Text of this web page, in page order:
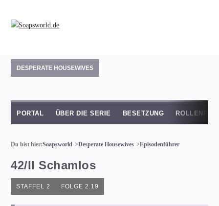
DESPERATE HOUSEWIVES
PORTAL ÜBER DIE SERIE BESETZUNG
Du bist hier:Soapsworld Desperate Housewives Episodenführer
42/II Schamlos
STAFFEL 2 FOLGE 2.19